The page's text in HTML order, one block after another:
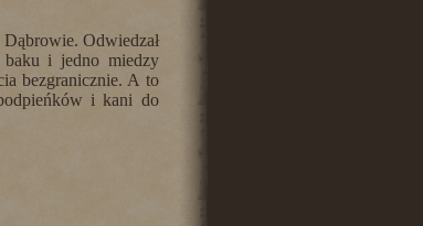
Odwiedzał
i jedno miedzy
bezgranicznie. A to
i kani do